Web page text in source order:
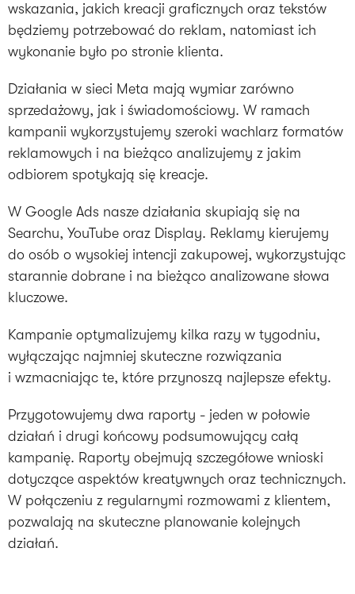
wskazania, jakich kreacji graficznych oraz tekstów
będziemy potrzebować do reklam, natomiast ich
wykonanie było po stronie klienta.
Działania w sieci Meta mają wymiar zarówno
sprzedażowy, jak i świadomościowy. W ramach
kampanii wykorzystujemy szeroki wachlarz formatów
reklamowych i na bieżąco analizujemy z jakim
odbiorem spotykają się kreacje.
W Google Ads nasze działania skupiają się na
Searchu, YouTube oraz Display. Reklamy kierujemy
do osób o wysokiej intencji zakupowej, wykorzystując
starannie dobrane i na bieżąco analizowane słowa
kluczowe.
Kampanie optymalizujemy kilka razy w tygodniu,
wyłączając najmniej skuteczne rozwiązania
i wzmacniając te, które przynoszą najlepsze efekty.
Przygotowujemy dwa raporty - jeden w połowie
działań i drugi końcowy podsumowujący całą
kampanię. Raporty obejmują szczegółowe wnioski
dotyczące aspektów kreatywnych oraz technicznych.
W połączeniu z regularnymi rozmowami z klientem,
pozwalają na skuteczne planowanie kolejnych
działań.